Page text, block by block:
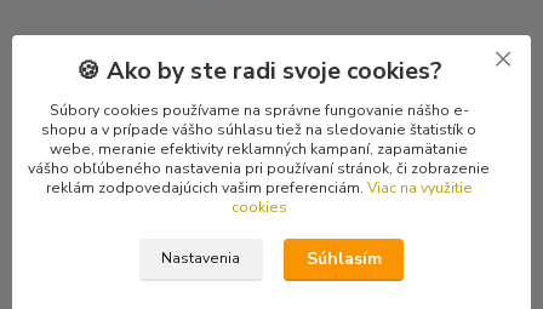
Kompletné špecifikácie
Hodnotenie 0
Komentáre 0
Kompletné špecifikácie
🍪 Ako by ste radi svoje cookies?
Súbory cookies používame na správne fungovanie nášho e-
shopu a v prípade vášho súhlasu tiež na sledovanie štatistík o
webe, meranie efektivity reklamných kampaní, zapamätanie
vášho obľúbeného nastavenia pri používaní stránok, či zobrazenie
reklám zodpovedajúcich vašim preferenciám. Viac na využitie
cookies
Nastavenia Súhlasím